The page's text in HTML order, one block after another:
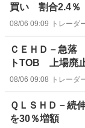
買い 割合2.4％
08/06 09:09 トレーダ
ＣＥＨＤ－急落
トTOB 上場廃
08/06 09:08 トレーダ
ＱＬＳＨＤ－続
を30％増額